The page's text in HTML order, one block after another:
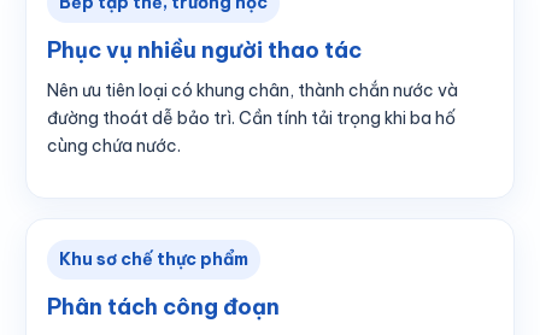
Phục vụ nhiều người thao tác
Nên ưu tiên loại có khung chân, thành chắn nước và
đường thoát dễ bảo trì. Cần tính tải trọng khi ba hố
cùng chứa nước.
Khu sơ chế thực phẩm
Phân tách công đoạn